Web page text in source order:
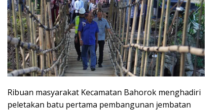
Ribuan masyarakat Kecamatan Bahorok menghadiri
peletakan batu pertama pembangunan jembatan